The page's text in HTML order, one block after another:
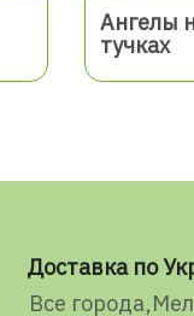
Ангелы
тучках
Доставка по
Все города